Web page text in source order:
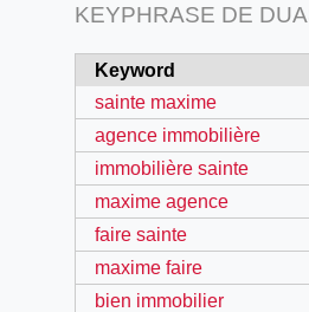
navy-blue/
KEYPHRASE DE
Keyword
sainte maxime
agence immobilière
immobilière sainte
maxime agence
faire sainte
maxime faire
bien immobilier